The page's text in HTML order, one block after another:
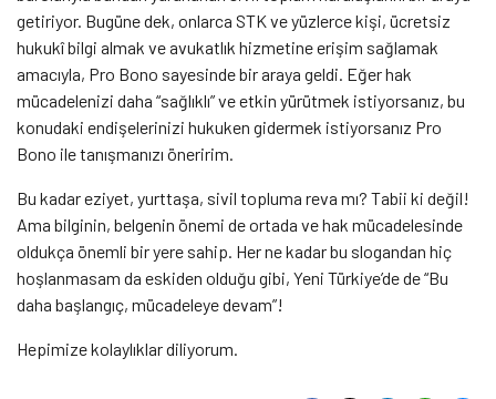
getiriyor. Bugüne dek, onlarca STK ve yüzlerce kişi, ücretsiz
hukukî bilgi almak ve avukatlık hizmetine erişim sağlamak
amacıyla, Pro Bono sayesinde bir araya geldi. Eğer hak
mücadelenizi daha “sağlıklı” ve etkin yürütmek istiyorsanız, bu
konudaki endişelerinizi hukuken gidermek istiyorsanız Pro
Bono ile tanışmanızı öneririm.
Bu kadar eziyet, yurttaşa, sivil topluma reva mı? Tabii ki değil!
Ama bilginin, belgenin önemi de ortada ve hak mücadelesinde
oldukça önemli bir yere sahip. Her ne kadar bu slogandan hiç
hoşlanmasam da eskiden olduğu gibi, Yeni Türkiye’de de “Bu
daha başlangıç, mücadeleye devam”!
Hepimize kolaylıklar diliyorum.